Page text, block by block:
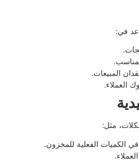
في:
المبيعات.
العملاء.
مثل:
الكميات الفعلية للمخزون.